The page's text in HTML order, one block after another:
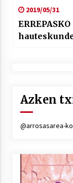
2019/05/31
Azken
@arrosasarea-